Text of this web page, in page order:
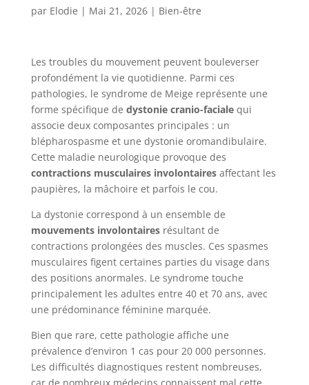
par Elodie | Mai 21, 2026| Bien-être
Les troubles du mouvement peuvent bouleverser
profondément la vie quotidienne. Parmi ces
pathologies, le syndrome de Meige représente une
forme spécifique de dystonie cranio-facialequi
associe deux composantes principales : un
blépharospasme et une dystonie oromandibulaire.
Cette maladie neurologique provoque des
contractions musculaires involontairesaffectant les
paupières, la mâchoire et parfois le cou.
La dystonie correspond à un ensemble de
mouvements involontairesrésultant de
contractions prolongées des muscles. Ces spasmes
musculaires figent certaines parties du visage dans
des positions anormales. Le syndrome touche
principalement les adultes entre 40 et 70 ans, avec
une prédominance féminine marquée.
Bien que rare, cette pathologie affiche une
prévalence d’environ 1 cas pour 20 000 personnes.
Les difficultés diagnostiques restent nombreuses,